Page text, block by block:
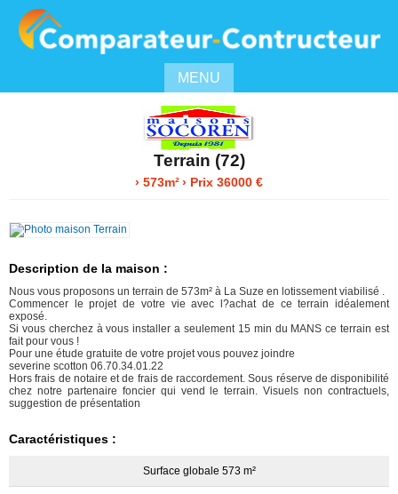
MENU
Terrain (72)
› 573m²› Prix 36000 €
Description de la maison :
Nous vous proposons un terrain de 573m² à La Suze en lotissement viabilisé .
Commencer le projet de votre vie avec l?achat de ce terrain idéalement
exposé.
Si vous cherchez à vous installer a seulement 15 min du MANS ce terrain est
fait pour vous !
Pour une étude gratuite de votre projet vous pouvez joindre
severine scotton 06.70.34.01.22
Hors frais de notaire et de frais de raccordement. Sous réserve de disponibilité
chez notre partenaire foncier qui vend le terrain. Visuels non contractuels,
suggestion de présentation
Caractéristiques :
Surface globale 573 m²